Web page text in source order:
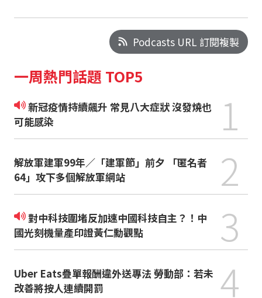
Podcasts URL 訂閱複製
一周熱門話題 TOP5
新冠疫情持續飆升 常見八大症狀 沒發燒也
可能感染
1
解放軍建軍99年／「建軍節」前夕 「匿名者
64」攻下多個解放軍網站
2
對中科技圍堵反加速中國科技自主？！中
國光刻機量產印證黃仁勳觀點
3
Uber Eats疊單報酬違外送專法 勞動部：若未
改善將按人連續開罰
4